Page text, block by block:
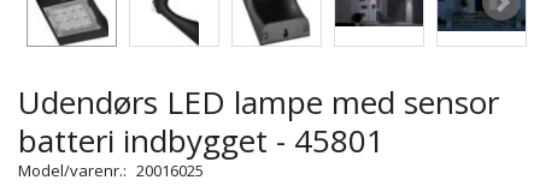
Udendørs LED lampe med sensor
batteri indbygget - 45801
Model/varenr.: 20016025